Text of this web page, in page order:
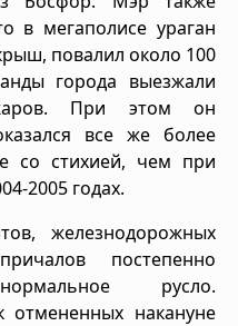
в мегаполисе ураган
повалил около 100
города выезжали
При этом он
все же более
со стихией, чем при
2005 годах.
железнодорожных
постепенно
русло.
отмененных накануне